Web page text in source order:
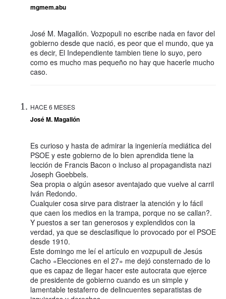
mgmem.abu
José M. Magallón. Vozpopuli no escribe nada en favor del
gobierno desde que nació, es peor que el mundo, que ya
es decir, El Independiente tambien tiene lo suyo, pero
como es mucho mas pequeño no hay que hacerle mucho
caso.
HACE 6 MESES
José M. Magallón
Es curioso y hasta de admirar la ingeniería mediática del
PSOE y este gobierno de lo bien aprendida tiene la
lección de Francis Bacon o incluso al propagandista nazi
Joseph Goebbels.
Sea propia o algún asesor aventajado que vuelve al carril
Iván Redondo.
Cualquier cosa sirve para distraer la atención y lo fácil
que caen los medios en la trampa, porque no se callan?.
Y puestos a ser tan generosos y explendidos con la
verdad, ya que se desclasifique lo provocado por el PSOE
desde 1910.
Este domingo me leí el artículo en vozpupuli de Jesús
Cacho «Elecciones en el 27» me dejó consternado de lo
que es capaz de llegar hacer este autocrata que ejerce
de presidente de gobierno cuando es un simple y
lamentable testaferro de delincuentes separatistas de